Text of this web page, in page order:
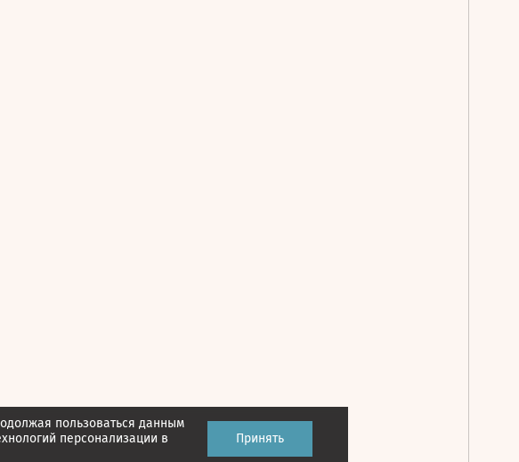
пользоваться данным
персонализации в
Принять